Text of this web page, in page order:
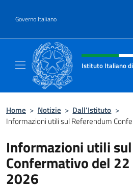
Governo Italiano
Intestazione sito,
Istituto Italiano
Home > Notizie > Dall’Istituto >
Informazioni utili sul Referendum
Informazioni utili
Confermativo del
2026